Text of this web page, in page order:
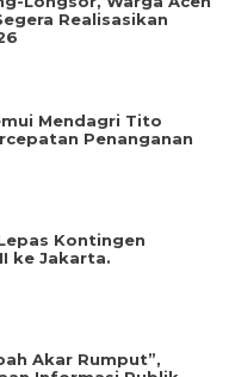
Realisasikan
Mendagri Tito
Penanganan
Kontingen
ke Jakarta.
Akar Rumput”,